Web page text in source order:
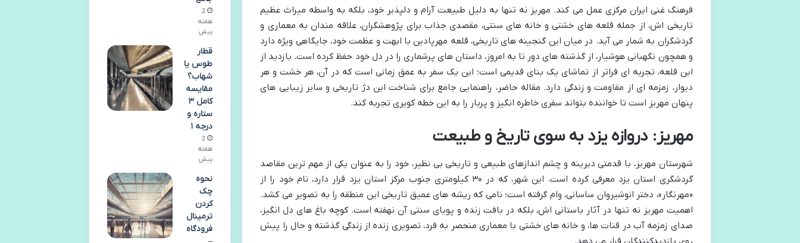
فرهنگ غنی ایران مرکزی عمل می کند. مهریز نه تنها به دلیل طبیعت آرام و دلپذیر خود، بلکه به واسطه میراث عظیم
تاریخی اش، از جمله قلعه های خشتی و خانه های سنتی، مقصدی جذاب برای پژوهشگران، علاقه مندان به معماری و
گردشگران به شمار می آید. در میان این گنجینه های تاریخی، قلعه مهرپادین با ابهت و عظمت خود، جایگاهی ویژه دارد
و همچون نگهبانی هوشیار، از گذشته های دور تا به امروز، داستان های پرشماری را در دل خود حفظ کرده است. بازدید از
این قلعه، تجربه ای فراتر از تماشای یک بنای قدیمی است؛ این یک سفر به عمق زمانی است که در آن، هر خشت و هر
دیوار، زمزمه ای از مقاومت و زندگی دارد. مقاله حاضر، راهنمایی جامع برای شناخت این دژ تاریخی و سایر زیبایی های
پنهان مهریز است تا خواننده بتواند سفری خاطره انگیز و پربار را به این خطه کویری تجربه کند.
مهریز: دروازه یزد به سوی تاریخ و طبیعت
شهرستان مهریز، با قدمتی دیرینه و چشم اندازهای طبیعی و تاریخی بی نظیر، خود را به عنوان یکی از مهم ترین مقاصد
گردشگری استان یزد معرفی کرده است. این شهر، که در ۳۰ کیلومتری جنوب مرکز استان یزد قرار دارد، نام خود را از
«مهرنگار»، دختر انوشیروان ساسانی، وام گرفته است؛ نامی که ریشه های عمیق تاریخی این منطقه را به تصویر می کشد.
اهمیت مهریز نه تنها در آثار باستانی اش، بلکه در بافت زنده و پویای سنتی آن نهفته است. کوچه باغ های دل انگیز،
صدای زمزمه آب در قنات ها، و خانه های خشتی با معماری منحصر به فرد، تصویری زنده از زندگی گذشته و حال را پیش
2
هفته
پیش
قطار
طوس یا
شهاب؟
مقایسه
کامل ۳
ستاره و
درجه ۱
2
هفته
پیش
نحوه
چک
کردن
ترمینال
فرودگاه